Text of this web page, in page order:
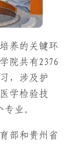
养的关键环
院共有2376
，涉及护
学检验技
业。
部和贵州省